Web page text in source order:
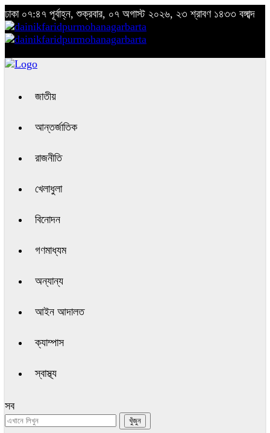
ঢাকা ০৭:৪৭ পূর্বাহ্ন, শুক্রবার, ০৭ অগাস্ট ২০২৬, ২৩ শ্রাবণ ১৪৩৩ বঙ্গাব্দ
জাতীয়
আন্তর্জাতিক
রাজনীতি
খেলাধুলা
বিনোদন
গণমাধ্যম
অন্যান্য
আইন আদালত
ক্যাম্পাস
স্বাস্থ্য
সব